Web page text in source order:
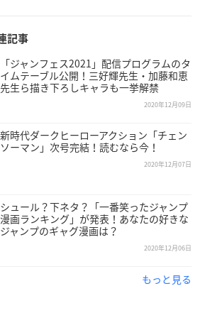
記事
「ジャンフェス2021」配信プログラムのタ
イムテーブル公開！三好輝先生・加藤和恵
先生ら描き下ろしキャラも一挙解禁
2020年12月09日
新時代ダークヒーローアクション「チェン
ソーマン」次号完結！読むなら今！
2020年12月07日
シュール？下ネタ？「一番笑ったジャンプ
漫画ランキング」が発表！あなたの好きな
ジャンプのギャグ漫画は？
2020年12月06日
もっと見る